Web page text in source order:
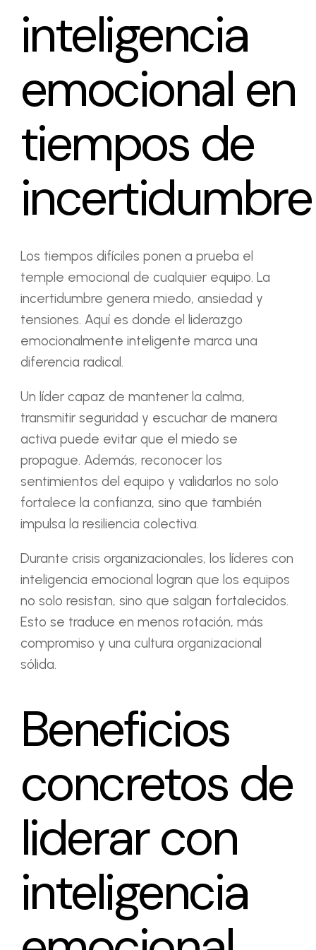
inteligencia
emocional en
tiempos de
incertidumbre
Los tiempos difíciles ponen a prueba el
temple emocional de cualquier equipo. La
incertidumbre genera miedo, ansiedad y
tensiones. Aquí es donde el liderazgo
emocionalmente inteligente marca una
diferencia radical.
Un líder capaz de mantener la calma,
transmitir seguridad y escuchar de manera
activa puede evitar que el miedo se
propague. Además, reconocer los
sentimientos del equipo y validarlos no solo
fortalece la confianza, sino que también
impulsa la resiliencia colectiva.
Durante crisis organizacionales, los líderes con
inteligencia emocional logran que los equipos
no solo resistan, sino que salgan fortalecidos.
Esto se traduce en menos rotación, más
compromiso y una cultura organizacional
sólida.
Beneficios
concretos de
liderar con
inteligencia